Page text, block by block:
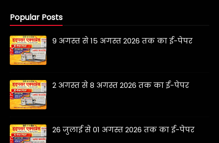
Popular Posts
9 अगस्त से 15 अगस्त 2026 तक का ई-पेपर
2 अगस्त से 8 अगस्त 2026 तक का ई-पेपर
26 जुलाई से 01 अगस्त 2026 तक का ई-पेपर